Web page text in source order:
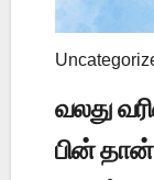
வலது
பின் தான்